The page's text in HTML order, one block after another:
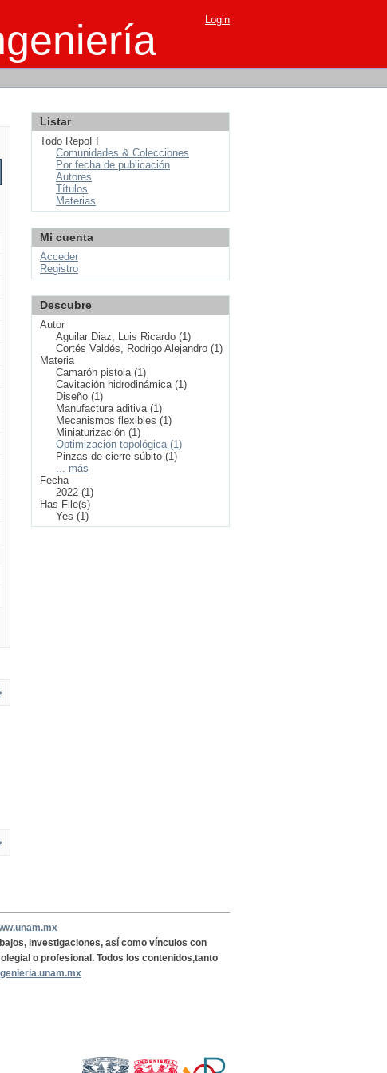
Login
Listar
Todo RepoFI
Comunidades & Colecciones
Por fecha de publicación
Autores
Títulos
Materias
Mi cuenta
Acceder
Registro
Descubre
Autor
Aguilar Diaz, Luis Ricardo (1)
Cortés Valdés, Rodrigo Alejandro (1)
Materia
Camarón pistola (1)
Cavitación hidrodinámica (1)
Diseño (1)
Manufactura aditiva (1)
Mecanismos flexibles (1)
Miniaturización (1)
Optimización topológica (1)
Pinzas de cierre súbito (1)
... más
Fecha
2022 (1)
Has File(s)
Yes (1)
investigaciones, así como vínculos con
o profesional. Todos los contenidos,tanto